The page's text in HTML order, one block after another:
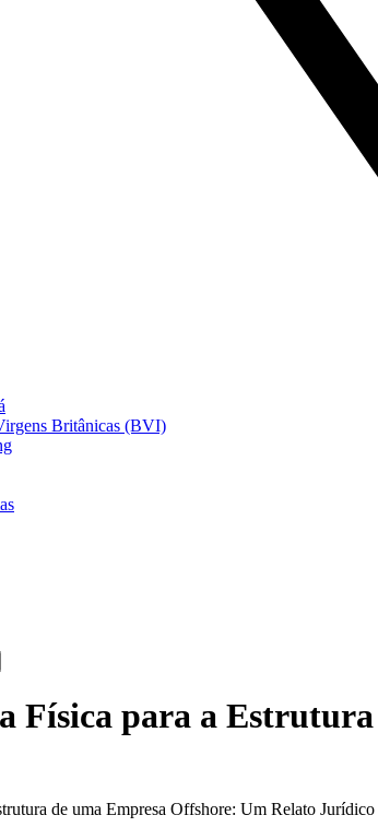
Britânicas (BVI)
Física para a
de uma Empresa Offshore: Um Relato Jurídico